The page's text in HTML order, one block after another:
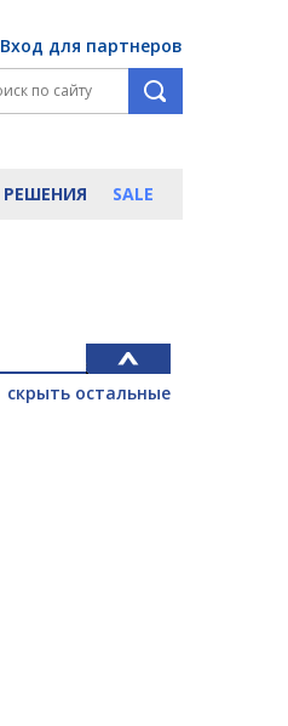
Вход для партнеров
РЕШЕНИЯ SALE
скрыть остальные